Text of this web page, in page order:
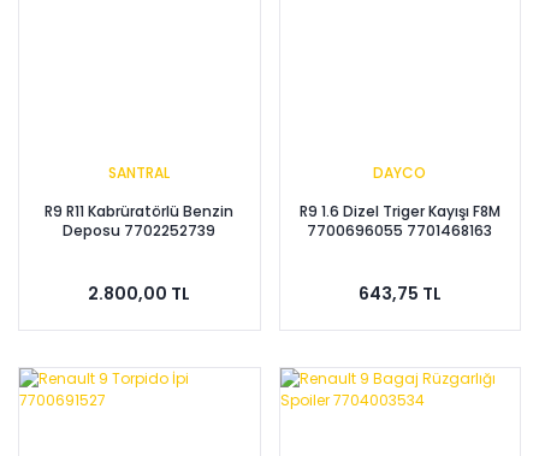
SANTRAL
R9 R11 Kabrüratörlü Benzin
Deposu 7702252739
2.800,00 TL
DAYCO
R9 1.6 Dizel Triger Kayışı F8M
7700696055 7701468163
643,75 TL